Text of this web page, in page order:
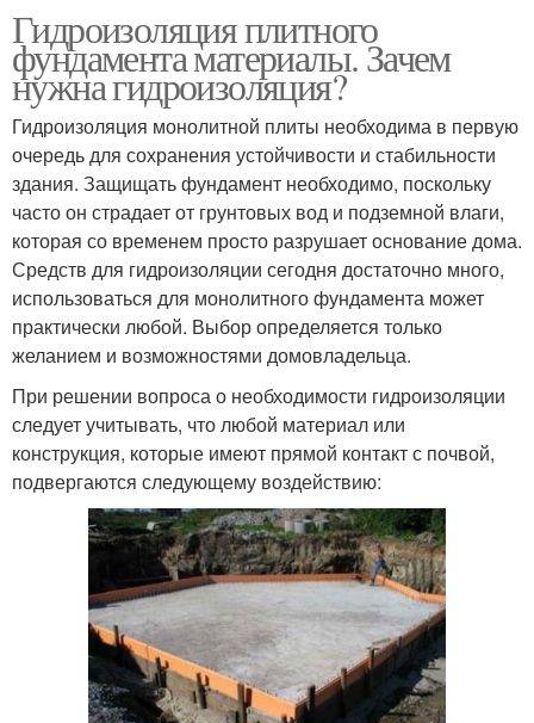
Гидроизоляция плитного
фундамента материалы. Зачем
нужна гидроизоляция?
Гидроизоляция монолитной плиты необходима в первую
очередь для сохранения устойчивости и стабильности
здания. Защищать фундамент необходимо, поскольку
часто он страдает от грунтовых вод и подземной влаги,
которая со временем просто разрушает основание дома.
Средств для гидроизоляции сегодня достаточно много,
использоваться для монолитного фундамента может
практически любой. Выбор определяется только
желанием и возможностями домовладельца.
При решении вопроса о необходимости гидроизоляции
следует учитывать, что любой материал или
конструкция, которые имеют прямой контакт с почвой,
подвергаются следующему воздействию: